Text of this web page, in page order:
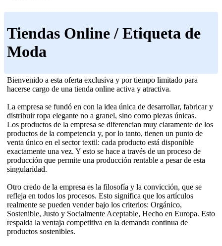
Tiendas Online / Etiqueta de
Moda
Bienvenido a esta oferta exclusiva y por tiempo limitado para
hacerse cargo de una tienda online activa y atractiva.
La empresa se fundó en con la idea única de desarrollar, fabricar y
distribuir ropa elegante no a granel, sino como piezas únicas.
Los productos de la empresa se diferencian muy claramente de los
productos de la competencia y, por lo tanto, tienen un punto de
venta único en el sector textil: cada producto está disponible
exactamente una vez. Y esto se hace a través de un proceso de
producción que permite una producción rentable a pesar de esta
singularidad.
Otro credo de la empresa es la filosofía y la convicción, que se
refleja en todos los procesos. Esto significa que los artículos
realmente se pueden vender bajo los criterios: Orgánico,
Sostenible, Justo y Socialmente Aceptable, Hecho en Europa. Esto
respalda la ventaja competitiva en la demanda continua de
productos sostenibles.